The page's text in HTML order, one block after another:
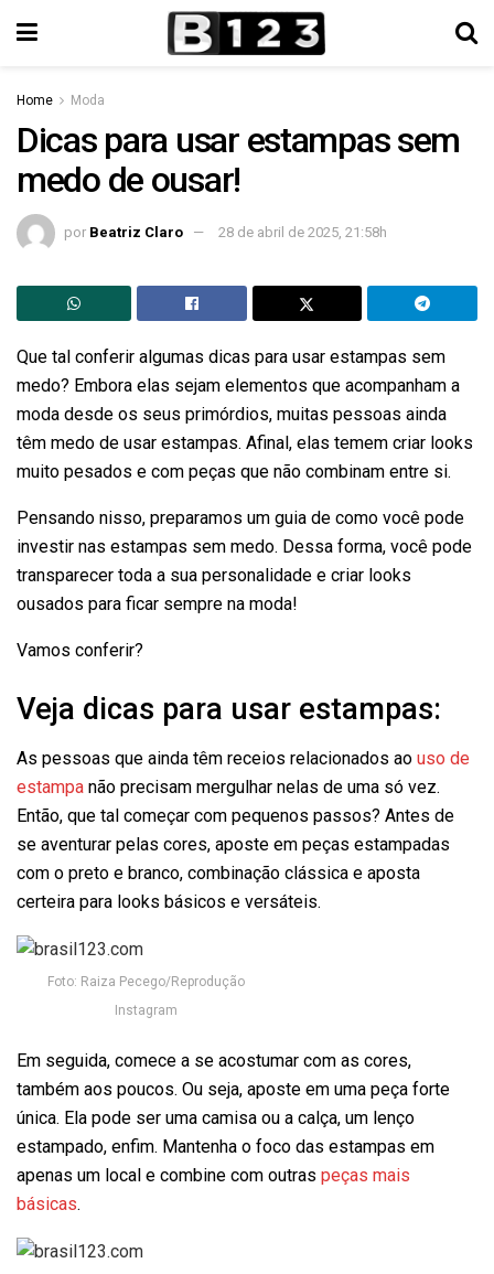
Home Moda
Dicas para usar estampas sem
medo de ousar!
por Beatriz Claro 28 de abril de 2025, 21:58h
Que tal conferir algumas dicas para usar estampas sem
medo? Embora elas sejam elementos que acompanham a
moda desde os seus primórdios, muitas pessoas ainda
têm medo de usar estampas. Afinal, elas temem criar looks
muito pesados e com peças que não combinam entre si.
Pensando nisso, preparamos um guia de como você pode
investir nas estampas sem medo. Dessa forma, você pode
transparecer toda a sua personalidade e criar looks
ousados para ficar sempre na moda!
Vamos conferir?
Veja dicas para usar estampas:
As pessoas que ainda têm receios relacionados ao uso de
estampa não precisam mergulhar nelas de uma só vez.
Então, que tal começar com pequenos passos? Antes de
se aventurar pelas cores, aposte em peças estampadas
com o preto e branco, combinação clássica e aposta
certeira para looks básicos e versáteis.
Foto: Raiza Pecego/Reprodução
Instagram
Em seguida, comece a se acostumar com as cores,
também aos poucos. Ou seja, aposte em uma peça forte
única. Ela pode ser uma camisa ou a calça, um lenço
estampado, enfim. Mantenha o foco das estampas em
apenas um local e combine com outras peças mais
básicas.